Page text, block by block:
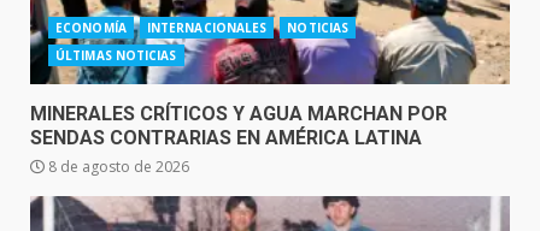
ECONOMÍA INTERNACIONALES
NOTICIAS
ÚLTIMAS NOTICIAS
MINERALES CRÍTICOS Y AGUA MARCHAN POR
SENDAS CONTRARIAS EN AMÉRICA LATINA
8 de agosto de 2026